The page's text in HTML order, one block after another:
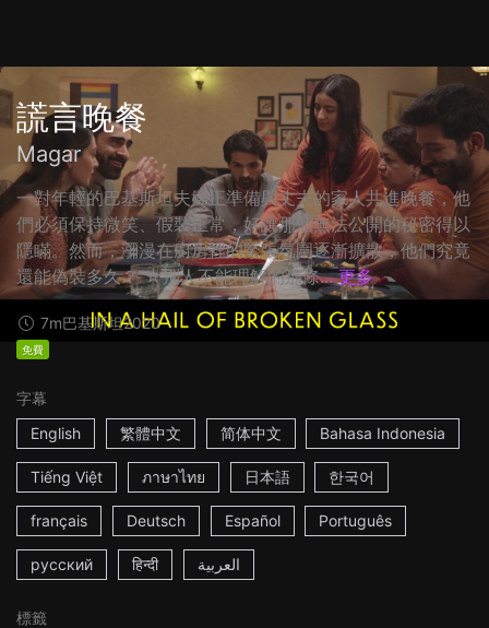
謊言晚餐
Magar
一對年輕的巴基斯坦夫婦正準備與丈夫的家人共進晚餐，他
們必須保持微笑、假裝正常，好讓那個無法公開的秘密得以
隱瞞。然而，瀰漫在廚房裡的緊張氛圍逐漸擴散，他們究竟
還能偽裝多久？ ☆別人不能理解的那條... 更多
7m巴基斯坦2020
免費
字幕
English
繁體中文 简体中文 Bahasa Indonesia
Tiếng Việt ภาษาไทย 日本語 한국어
français Deutsch Español Português
русский हिन्दी العربية
標籤